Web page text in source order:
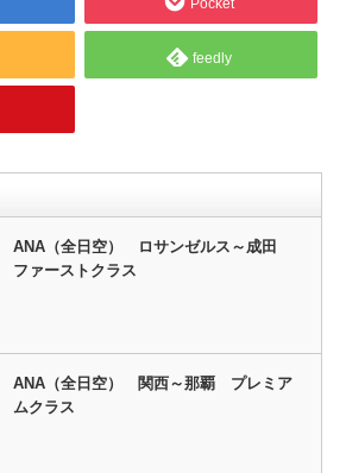
Pocket
feedly
ANA（全日空） ロサンゼルス～成田
ファーストクラス
ANA（全日空） 関西～那覇 プレミア
ムクラス